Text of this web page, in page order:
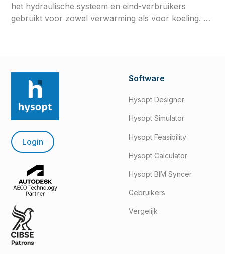
het hydraulische systeem en eind-verbruikers
gebruikt voor zowel verwarming als voor koeling. Dit
Login
Software
Hysopt Designer
Hysopt Simulator
Hysopt Feasibility
Hysopt Calculator
Hysopt BIM Syncer
Gebruikers
Vergelijk